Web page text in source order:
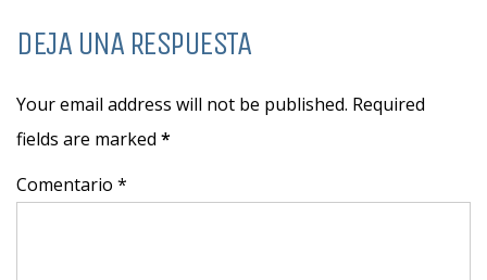
DEJA UNA RESPUESTA
Your email address will not be published. Required
fields are marked *
Comentario *